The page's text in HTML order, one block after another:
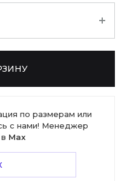
по размерам или
с нами! Менеджер
Max